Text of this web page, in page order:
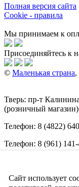
Полная версия сайта
Cookie - правила
Мы принимаем к
Присоединяйтесь к
© Маленькая страна,
Тверь: пр-т
(розничный магазин)
Телефон: 8 (4822)
Телефон: 8 (961)
Обращаем ваше
Сайт использует